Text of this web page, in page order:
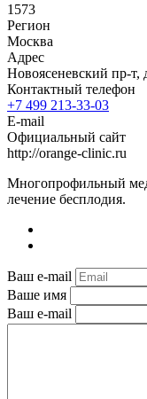
1573
Регион
Москва
Адрес
Новоясеневский пр-т,
Контактный телефон
+7 499 213-33-03
E-mail
Официальный сайт
http://orange-clinic.ru
Многопрофильный
лечение бесплодия.
Ваш e-mail
Ваше имя
Ваш e-mail